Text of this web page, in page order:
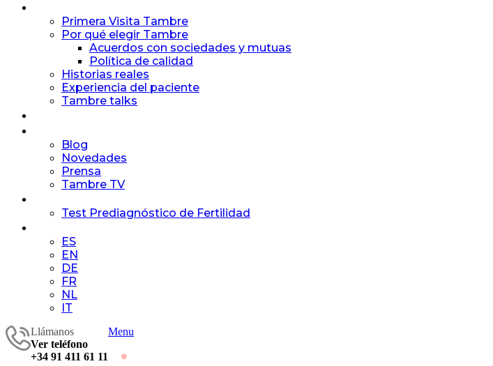
Primera Visita Tambre
Por qué elegir Tambre
Acuerdos con sociedades y mutuas
Política de calidad
Historias reales
Experiencia del paciente
Tambre talks
Blog
Novedades
Prensa
Tambre TV
Test Prediagnóstico de Fertilidad
ES
EN
DE
FR
NL
IT
Llámanos
Ver teléfono
+34 91 411 61 11
Menu